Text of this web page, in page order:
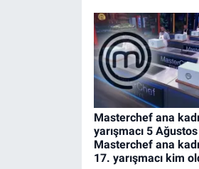
Masterchef ana
yarışmacı 5
Masterchef ana
17. yarışmacı kim